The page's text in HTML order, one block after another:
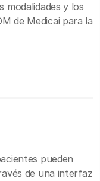
modalidades y los
de Medicai para la
pueden
de una interfaz